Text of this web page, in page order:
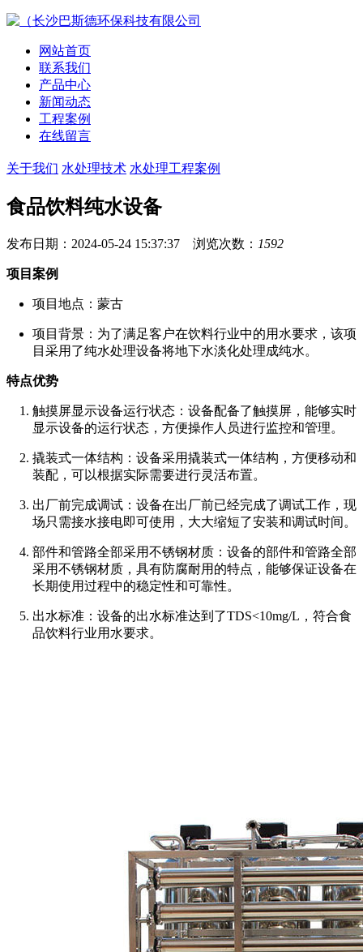
网站首页
联系我们
产品中心
新闻动态
工程案例
在线留言
关于我们 水处理技术 水处理工程案例
食品饮料纯水设备
发布日期：2024-05-24 15:37:37 浏览次数： 1592
项目案例
项目地点 ：蒙古
项目背景 ：为了满足客户在饮料行业中的用水要求，该项
目采用了纯水处理设备将地下水淡化处理成纯水。
特点优势
触摸屏显示设备运行状态 ：设备配备了触摸屏，能够实时
显示设备的运行状态，方便操作人员进行监控和管理。
撬装式一体结构 ：设备采用撬装式一体结构，方便移动和
装配，可以根据实际需要进行灵活布置。
出厂前完成调试 ：设备在出厂前已经完成了调试工作，现
场只需接水接电即可使用，大大缩短了安装和调试时间。
部件和管路全部采用不锈钢材质 ：设备的部件和管路全部
采用不锈钢材质，具有防腐耐用的特点，能够保证设备在
长期使用过程中的稳定性和可靠性。
出水标准 ：设备的出水标准达到了TDS<10mg/L，符合食
品饮料行业用水要求。